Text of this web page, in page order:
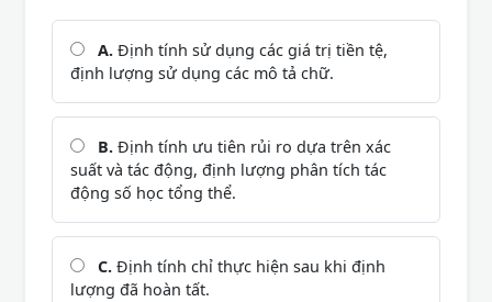
A. Định tính sử dụng các giá trị tiền tệ,
định lượng sử dụng các mô tả chữ.
B. Định tính ưu tiên rủi ro dựa trên xác
suất và tác động, định lượng phân tích tác
động số học tổng thể.
C. Định tính chỉ thực hiện sau khi định
lượng đã hoàn tất.